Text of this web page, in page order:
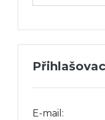
E-mail: